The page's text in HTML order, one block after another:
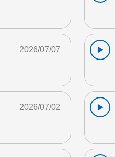
2026/07/07
2026/07/02